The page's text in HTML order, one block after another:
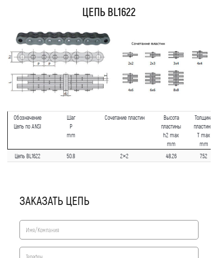
ЦЕПЬ BL1622
Обозначение
Цепь по ANSI
Шаг
P
mm
Сочетание пластин
Высота
пластины
h2 max
mm
Толщина
пластины
T max
mm
Цепь BL1622
50.8 2×2 48.26 7.52
ЗАКАЗАТЬ ЦЕПЬ